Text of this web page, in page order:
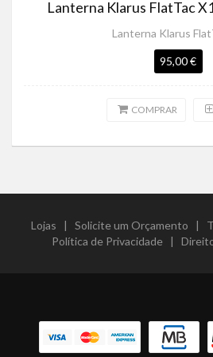
Lanterna Klarus FlatTac
Lanterna Klarus
95,00 €
COMPRAR
Lojas | Solicite um Orçamento |
Política de Privacidade |